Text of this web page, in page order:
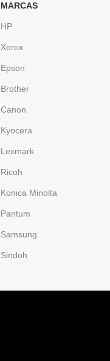
MARCAS
HP
Xerox
Epson
Brother
Canon
Kyocera
Lexmark
Ricoh
Konica Minolta
Pantum
Samsung
Sindoh